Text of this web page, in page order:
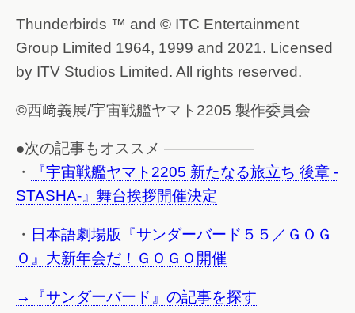
Thunderbirds ™ and © ITC Entertainment
Group Limited 1964, 1999 and 2021. Licensed
by ITV Studios Limited. All rights reserved.
©西﨑義展/宇宙戦艦ヤマト2205 製作委員会
●次の記事もオススメ ——————
・
『宇宙戦艦ヤマト2205 新たなる旅立ち 後章 -
STASHA-』舞台挨拶開催決定
・ 日本語劇場版『サンダーバード５５／ＧＯＧ
Ｏ』大新年会だ！ＧＯＧＯ開催
→『サンダーバード』の記事を探す